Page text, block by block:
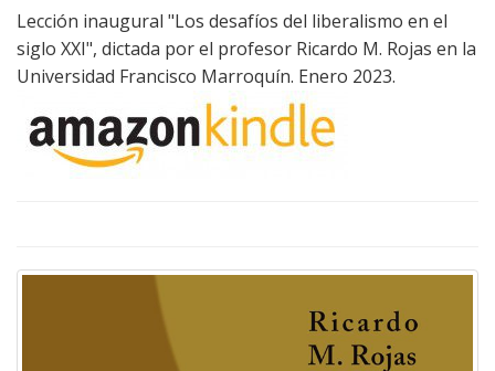
Lección inaugural "Los desafíos del liberalismo en el
siglo XXI", dictada por el profesor Ricardo M. Rojas en la
Universidad Francisco Marroquín. Enero 2023.